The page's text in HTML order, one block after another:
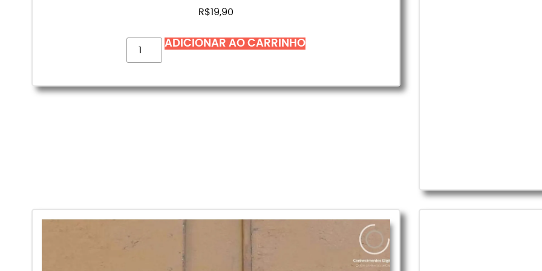
R$19,90
ADICIONAR AO CARRINHO